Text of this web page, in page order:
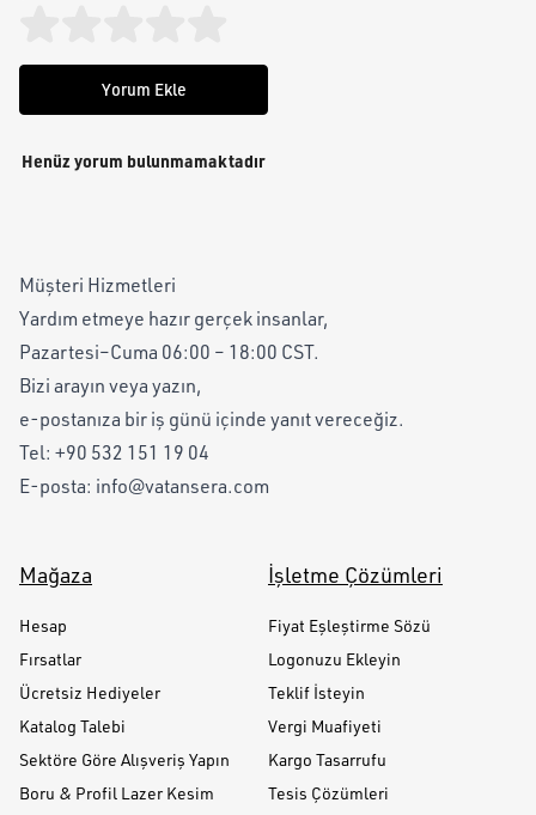
Yorum Ekle
Henüz yorum bulunmamaktadır
Müşteri Hizmetleri
Yardım etmeye hazır gerçek insanlar,
Pazartesi–Cuma 06:00 – 18:00 CST.
Bizi arayın veya yazın,
e-postanıza bir iş günü içinde yanıt vereceğiz.
Tel: +90 532 151 19 04
E-posta: info@vatansera.com
Mağaza
Hesap
Fırsatlar
Ücretsiz Hediyeler
Katalog Talebi
Sektöre Göre Alışveriş Yapın
Boru & Profil Lazer Kesim
İşletme Çözümleri
Fiyat Eşleştirme Sözü
Logonuzu Ekleyin
Teklif İsteyin
Vergi Muafiyeti
Kargo Tasarrufu
Tesis Çözümleri